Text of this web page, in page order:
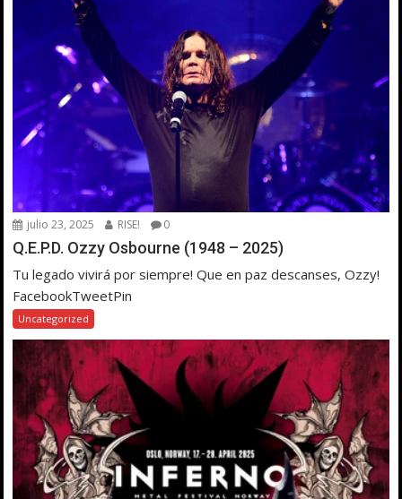
julio 23, 2025 RISE! 0
Q.E.P.D. Ozzy Osbourne (1948 – 2025)
Tu legado vivirá por siempre! Que en paz descanses, Ozzy!
FacebookTweetPin
Uncategorized